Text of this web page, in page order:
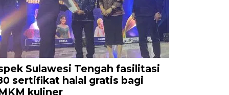
Sulawesi Tengah fasilitasi
sertifikat halal gratis bagi
kuliner